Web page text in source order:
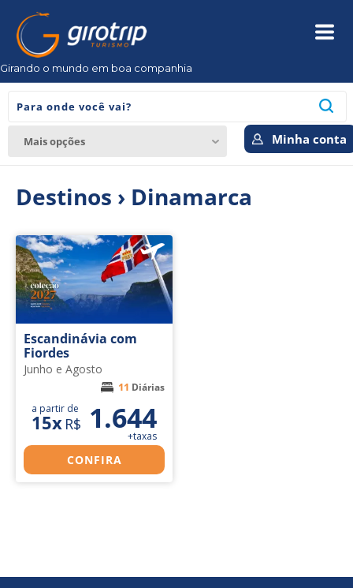
Girando o mundo em boa companhia
Minha conta
Mais opções
Destinos › Dinamarca
Escandinávia com
Fiordes
Junho e Agosto
11 Diárias
a partir de
15x R$ 1.644
+taxas
CONFIRA